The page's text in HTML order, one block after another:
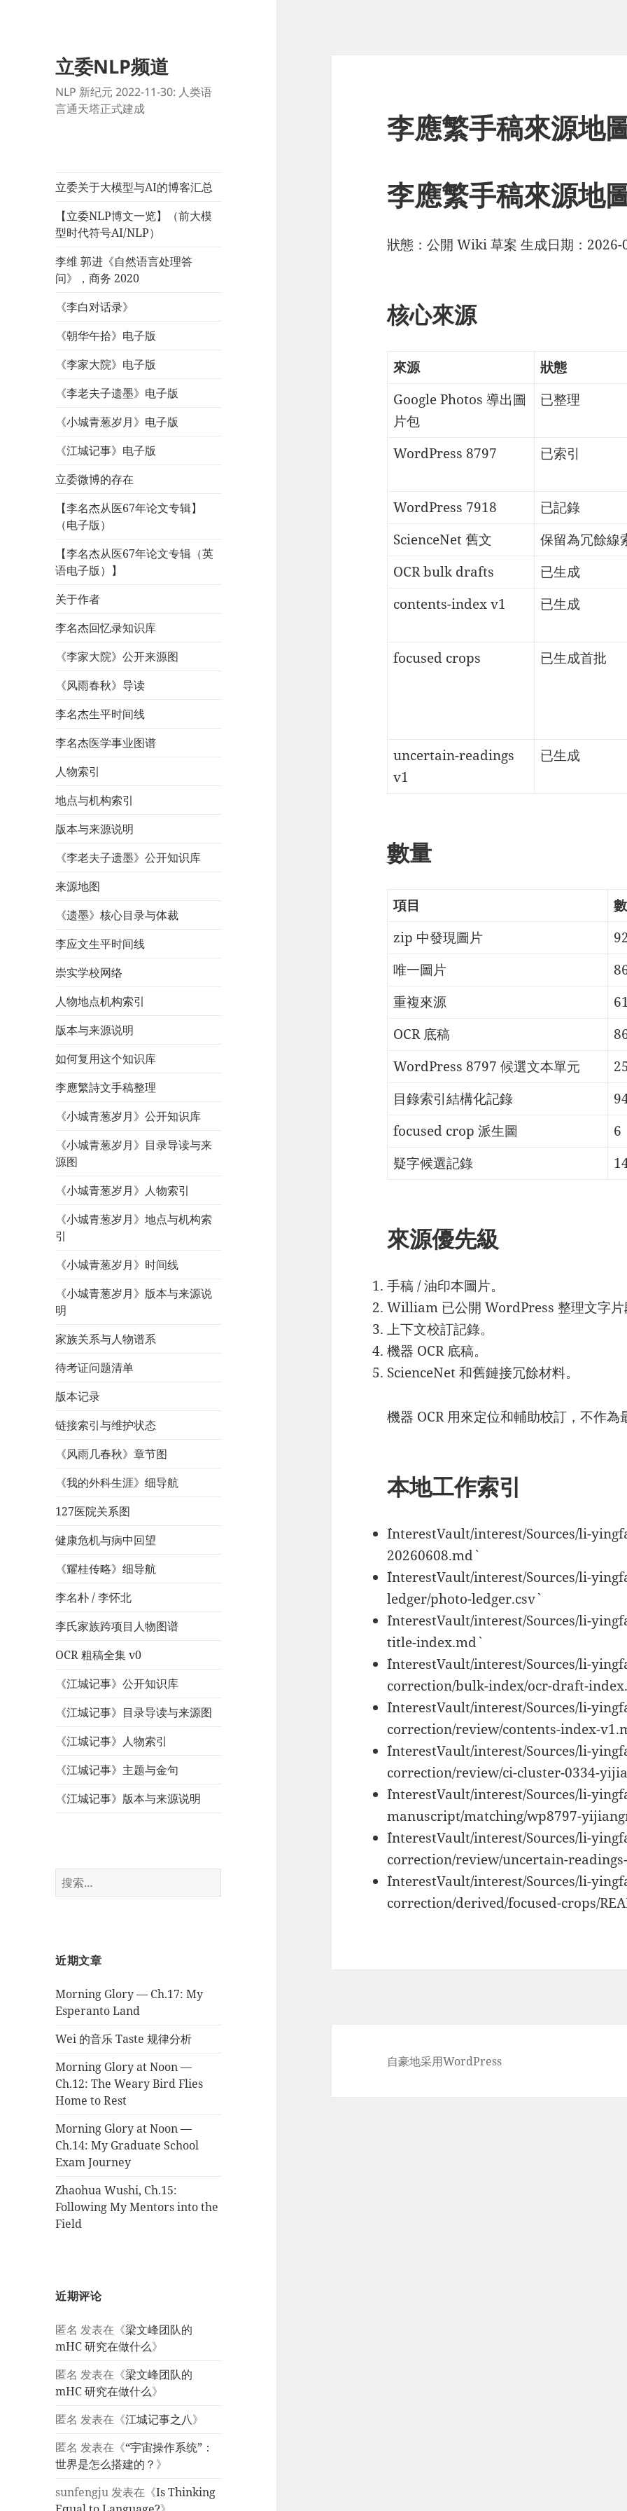
立委NLP频道
NLP 新纪元 2022-11-30: 人类语
言通天塔正式建成
立委关于大模型与AI的博客汇总
【立委NLP博文一览】（前大模
型时代符号AI/NLP）
李维 郭进《自然语言处理答
问》，商务 2020
《李白对话录》
《朝华午拾》电子版
《李家大院》电子版
《李老夫子遗墨》电子版
《小城青葱岁月》电子版
《江城记事》电子版
立委微博的存在
【李名杰从医67年论文专辑】
（电子版）
【李名杰从医67年论文专辑（英
语电子版）】
关于作者
李名杰回忆录知识库
《李家大院》公开来源图
《风雨春秋》导读
李名杰生平时间线
李名杰医学事业图谱
人物索引
地点与机构索引
版本与来源说明
《李老夫子遗墨》公开知识库
来源地图
《遗墨》核心目录与体裁
李应文生平时间线
崇实学校网络
人物地点机构索引
版本与来源说明
如何复用这个知识库
李應繁詩文手稿整理
《小城青葱岁月》公开知识库
《小城青葱岁月》目录导读与来
源图
《小城青葱岁月》人物索引
《小城青葱岁月》地点与机构索
引
《小城青葱岁月》时间线
《小城青葱岁月》版本与来源说
明
家族关系与人物谱系
待考证问题清单
版本记录
链接索引与维护状态
《风雨几春秋》章节图
《我的外科生涯》细导航
127医院关系图
健康危机与病中回望
《耀桂传略》细导航
李名朴 / 李怀北
李氏家族跨项目人物图谱
OCR 粗稿全集 v0
《江城记事》公开知识库
《江城记事》目录导读与来源图
《江城记事》人物索引
《江城记事》主题与金句
《江城记事》版本与来源说明
搜
索：
近期文章
Morning Glory — Ch.17: My
Esperanto Land
Wei 的音乐 Taste 规律分析
Morning Glory at Noon —
Ch.12: The Weary Bird Flies
Home to Rest
Morning Glory at Noon —
Ch.14: My Graduate School
Exam Journey
Zhaohua Wushi, Ch.15:
Following My Mentors into the
Field
近期评论
匿名 发表在《梁文峰团队的
mHC 研究在做什么》
匿名 发表在《梁文峰团队的
mHC 研究在做什么》
匿名 发表在《江城记事之八》
匿名 发表在《“宇宙操作系统”：
世界是怎么搭建的？ 》
sunfengju发表在《Is Thinking
李應繁手稿來源地
李應繁手稿來源地
狀態：公開 Wiki 草案 生成日期：2026-
核心來源
來源 狀態
Google Photos 導出圖
片包
已整理
WordPress 8797 已索引
WordPress 7918
已記錄
ScienceNet 舊文
保留為冗餘線
OCR bulk drafts
已生成
contents-index v1
已生成
focused crops
已生成首批
uncertain-readings
v1
已生成
數量
項目
zip 中發現圖片
唯一圖片
重複來源
61
OCR 底稿
WordPress 8797 候選文本單元
目錄索引結構化記錄
focused crop 派生圖
6
疑字候選記錄
來源優先級
手稿 / 油印本圖片。
William 已公開 WordPress 整理文字片
上下文校訂記錄。
機器 OCR 底稿。
ScienceNet 和舊鏈接冗餘材料。
機器 OCR 用來定位和輔助校訂，不作為
本地工作索引
`InterestVault/interest/Sources/li-
20260608.md`
`InterestVault/interest/Sources/li-
ledger/photo-ledger.csv`
`InterestVault/interest/Sources/li-
title-index.md`
`InterestVault/interest/Sources/li-
correction/bulk-index/ocr-draft-
`InterestVault/interest/Sources/li-
correction/review/contents-index-
`InterestVault/interest/Sources/li-
correction/review/ci-cluster-0334-
`InterestVault/interest/Sources/li-
manuscript/matching/wp8797-
`InterestVault/interest/Sources/li-
correction/review/uncertain-
`InterestVault/interest/Sources/li-
correction/derived/focused-crops/
自豪地采用WordPress